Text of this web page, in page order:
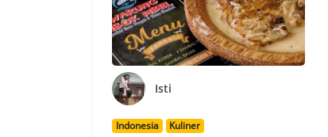
Isti
Indonesia Kuliner